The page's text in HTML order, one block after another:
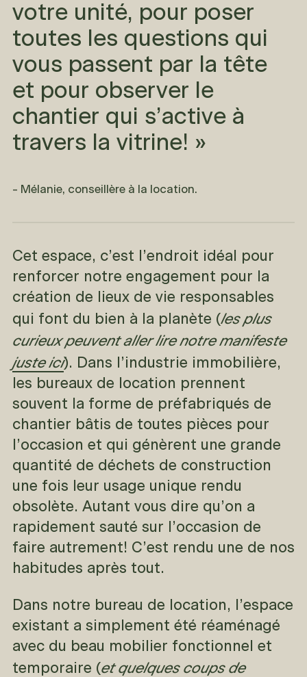
votre unité, pour poser
toutes les questions qui
vous passent par la tête
et pour observer le
chantier qui s’active à
travers la vitrine! »
- Mélanie, conseillère à la location.
Cet espace, c’est l’endroit idéal pour
renforcer notre engagement pour la
création de lieux de vie responsables
qui font du bien à la planète (les plus
curieux peuvent aller lire notre manifeste
juste ici). Dans l’industrie immobilière,
les bureaux de location prennent
souvent la forme de préfabriqués de
chantier bâtis de toutes pièces pour
l’occasion et qui génèrent une grande
quantité de déchets de construction
une fois leur usage unique rendu
obsolète. Autant vous dire qu’on a
rapidement sauté sur l’occasion de
faire autrement! C’est rendu une de nos
habitudes après tout.
Dans notre bureau de location, l’espace
existant a simplement été réaménagé
avec du beau mobilier fonctionnel et
temporaire (et quelques coups de